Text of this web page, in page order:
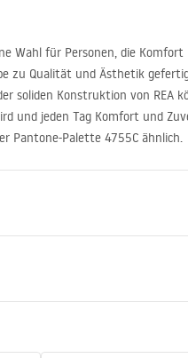
Wahl für Personen, die Komfort
zu Qualität und Ästhetik
soliden Konstruktion von REA
und jeden Tag Komfort und
Pantone-Palette 4755C ähnlich.
Beige, Steinoptik